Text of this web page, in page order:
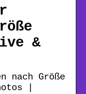
&
nach Größe
|